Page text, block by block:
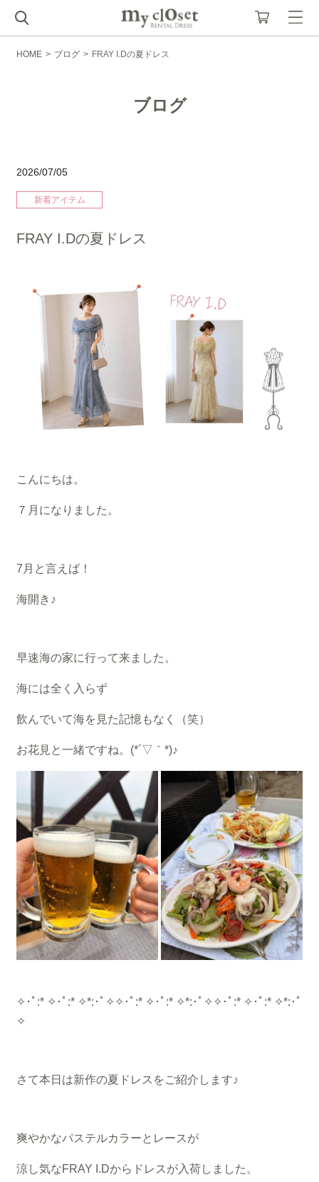
HOME > ブログ > FRAY I.Dの夏ドレス
ブログ
2026/07/05
新着アイテム
FRAY I.Dの夏ドレス
こんにちは。
７月になりました。
7月と言えば！
海開き♪
早速海の家に行って来ました。
海には全く入らず
飲んでいて海を見た記憶もなく（笑）
お花見と一緒ですね。(*´▽｀*)♪
✧･ﾟ:* ✧･ﾟ:* ✧*:･ﾟ✧✧･ﾟ:* ✧･ﾟ:* ✧*:･ﾟ✧✧･ﾟ:* ✧･ﾟ:* ✧*:･ﾟ
✧
さて本日は新作の夏ドレスをご紹介します♪
爽やかなパステルカラーとレースが
涼し気なFRAY I.Dからドレスが入荷しました。